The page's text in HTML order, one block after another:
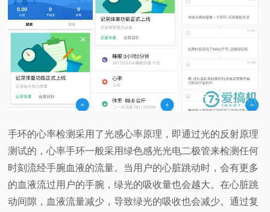
手环的心率检测采用了光感心率原理，即通过光的反射原理
测试的，心率手环一般采用绿色感光光电二极管来检测任何
时刻流经手腕血液的流量。当用户的心脏跳动时，会有更多
的血液流过用户的手腕，绿光的吸收量也会越大。在心脏跳
动间隙，血液流量减少，导致绿光的吸收也会减少。通过复